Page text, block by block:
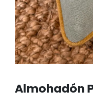
Almohadón